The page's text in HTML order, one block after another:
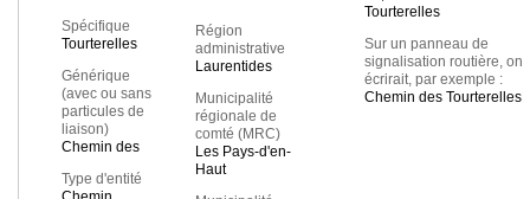
Spécifique
Tourterelles
Générique
(avec ou sans
particules de
liaison)
Chemin des
Type d'entité
Région
administrative
Laurentides
Municipalité
régionale de
comté (MRC)
Les Pays-d'en-
Haut
Tourterelles
Sur un panneau de
signalisation routière, on
écrirait, par exemple :
Chemin des Tourterelles